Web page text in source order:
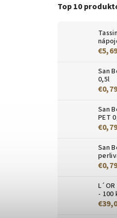
Top 10
€5,69
San
0,5l
€0,79
San
PET
€0,79
San
€0,79
- 100